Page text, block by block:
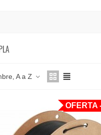
A a Z
OFERTA